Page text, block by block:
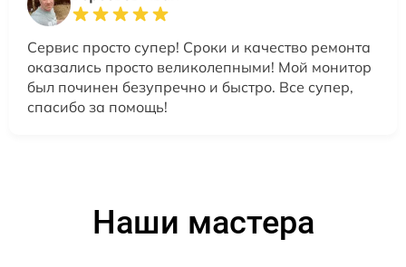
Сервис просто супер! Сроки и качество ремонта
оказались просто великолепными! Мой монитор
был починен безупречно и быстро. Все супер,
спасибо за помощь!
Наши мастера